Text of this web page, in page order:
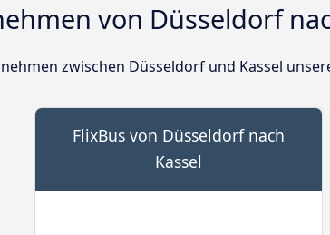
von Düsseldorf
zwischen Düsseldorf und Kassel
FlixBus von Düsseldorf nach
Kassel